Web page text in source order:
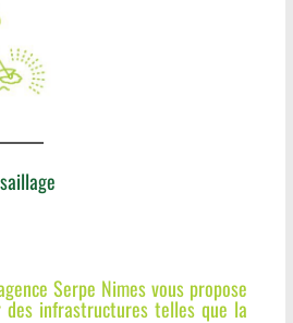
Serpe Nimes vous propose
infrastructures telles que la